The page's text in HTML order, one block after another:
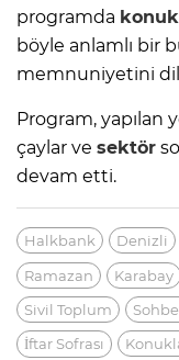
programda
böyle anlamlı bir
memnuniyetini
Program, yapılan
çaylar ve sektör
devam etti.
Halkbank Denizli
Ramazan
Karabay
Sivil Toplum
İftar Sofrası